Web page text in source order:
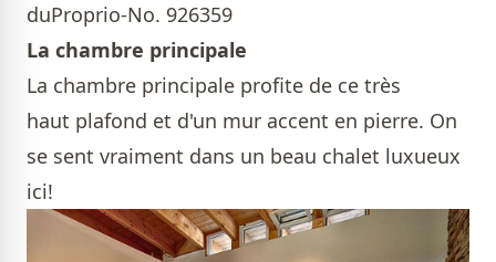
duProprio-No. 926359
La chambre principale
La chambre principale profite de ce très
haut plafond et d'un mur accent en pierre. On
se sent vraiment dans un beau chalet luxueux
ici!